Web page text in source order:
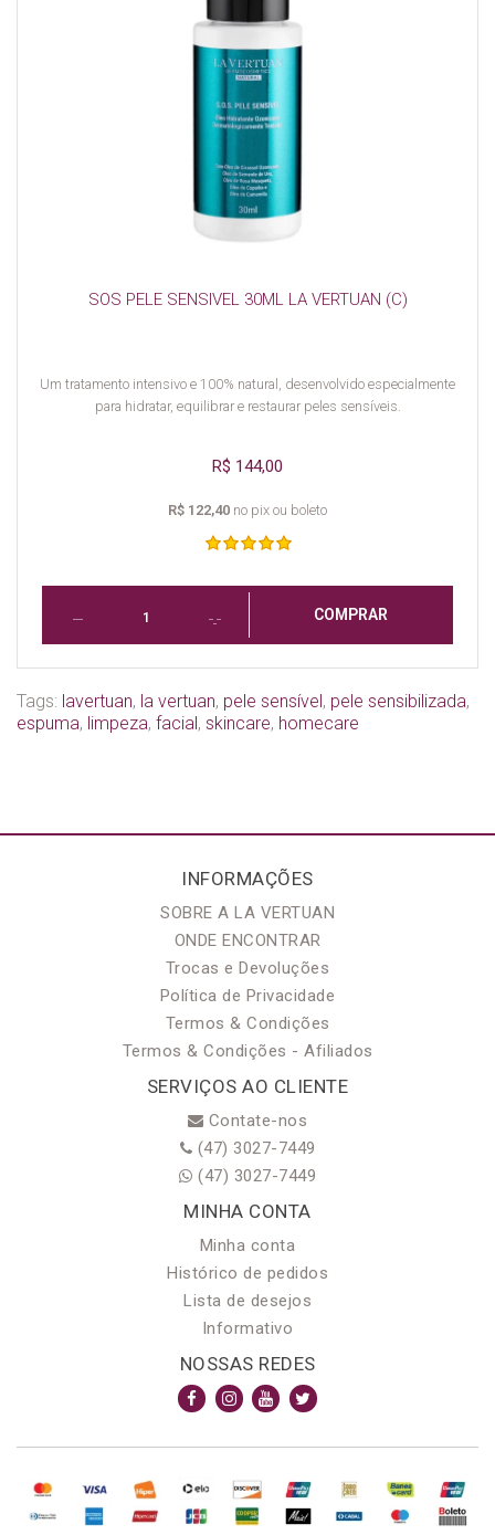
SOS PELE SENSIVEL 30ML LA VERTUAN (C)
Um tratamento intensivo e 100% natural, desenvolvido especialmente
para hidratar, equilibrar e restaurar peles sensíveis.
R$ 144,00
R$ 122,40 no pix ou boleto
COMPRAR
Tags: ​​​​​​​lavertuan, la vertuan, pele sensível , pele sensibilizada,
espuma, limpeza, facial , skincare, homecare
INFORMAÇÕES
SOBRE A LA VERTUAN
ONDE ENCONTRAR
Trocas e Devoluções
Política de Privacidade
Termos & Condições
Termos & Condições - Afiliados
SERVIÇOS AO CLIENTE
Contate-nos
(47) 3027-7449
(47) 3027-7449
MINHA CONTA
Minha conta
Histórico de pedidos
Lista de desejos
Informativo
NOSSAS REDES